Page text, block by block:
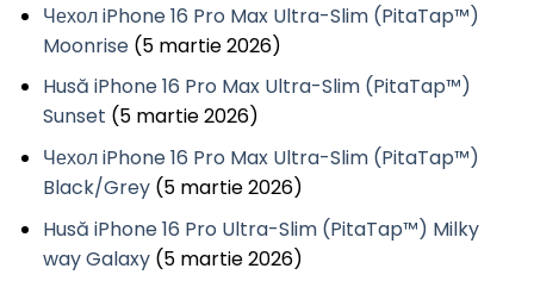
Чехол iPhone 16 Pro Max Ultra-Slim (PitaTap™)
Moonrise (5 martie 2026)
Husă iPhone 16 Pro Max Ultra-Slim (PitaTap™)
Sunset (5 martie 2026)
Чехол iPhone 16 Pro Max Ultra-Slim (PitaTap™)
Black/Grey (5 martie 2026)
Husă iPhone 16 Pro Ultra-Slim (PitaTap™) Milky
way Galaxy (5 martie 2026)